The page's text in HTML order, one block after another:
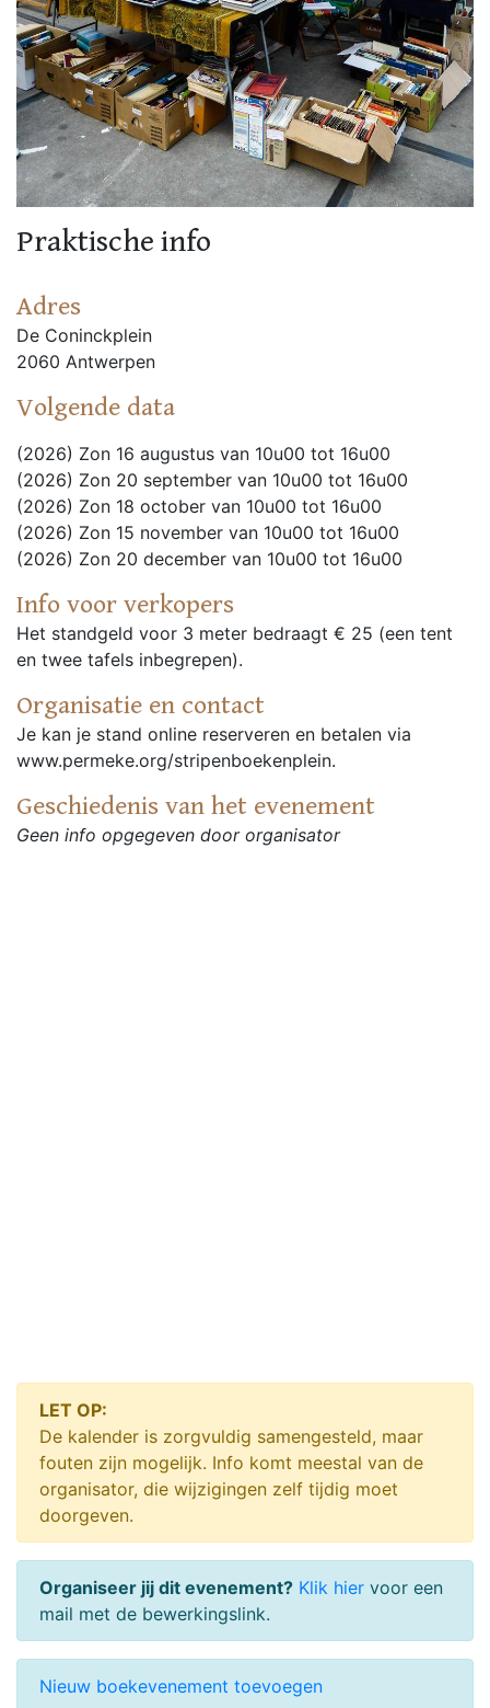
Praktische info
Adres
De Coninckplein
2060 Antwerpen
Volgende data
(2026) Zon 16 augustus van 10u00 tot 16u00
(2026) Zon 20 september van 10u00 tot 16u00
(2026) Zon 18 october van 10u00 tot 16u00
(2026) Zon 15 november van 10u00 tot 16u00
(2026) Zon 20 december van 10u00 tot 16u00
Info voor verkopers
Het standgeld voor 3 meter bedraagt € 25 (een tent
en twee tafels inbegrepen).
Organisatie en contact
Je kan je stand online reserveren en betalen via
www.permeke.org/stripenboekenplein.
Geschiedenis van het evenement
Geen info opgegeven door organisator
LET OP:
De kalender is zorgvuldig samengesteld, maar
fouten zijn mogelijk. Info komt meestal van de
organisator, die wijzigingen zelf tijdig moet
doorgeven.
Organiseer jij dit evenement? Klik hier voor een
mail met de bewerkingslink.
Nieuw boekevenement toevoegen